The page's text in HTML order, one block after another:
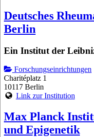
Deutsches
Berlin
Ein Institut der
Forschungseinrichtungen
Charitéplatz 1
10117 Berlin
Link zur Institution
Max Planck
und Epigenetik